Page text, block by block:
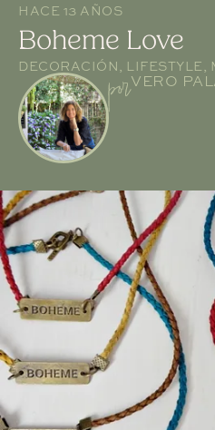
HACE 13 AÑOS
Boheme Love
DECORACIÓN LIFESTYLE
porVERO